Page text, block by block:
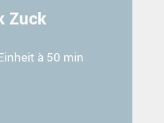
Zuck
à 50 min